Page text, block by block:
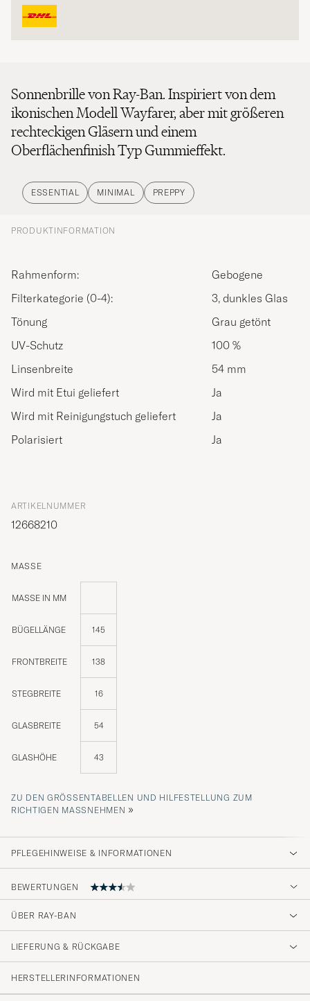
Sonnenbrille von Ray-Ban. Inspiriert von dem
ikonischen Modell Wayfarer, aber mit größeren
rechteckigen Gläsern und einem
Oberflächenfinish Typ Gummieffekt.
ESSENTIAL MINIMAL PREPPY
PRODUKTINFORMATION
Rahmenform:
Gebogene
Filterkategorie (0-4):
3, dunkles Glas
Tönung
Grau getönt
UV-Schutz
100 %
Linsenbreite
54 mm
Wird mit Etui geliefert
Ja
Wird mit Reinigungstuch geliefert
Ja
Polarisiert
Ja
ARTIKELNUMMER
12668210
MASSE
MASSE IN MM
BÜGELLÄNGE 145
FRONTBREITE 138
STEGBREITE 16
GLASBREITE 54
GLASHÖHE 43
ZU DEN GRÖSSENTABELLEN UND HILFESTELLUNG ZUM R
ICHTIGEN MASSNEHMEN
»
PFLEGEHINWEISE & INFORMATIONEN
BEWERTUNGEN
Glasögonen motsvarade alla förväntningar.
Rejäl förpackning av varan. Snabb leverans.
ÜBER RAY-BAN
LIEFERUNG & RÜCKGABE
HERSTELLERINFORMATIONEN